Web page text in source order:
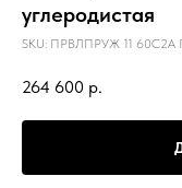
углеродистая
SKU: ПРВЛПРУЖ 11 60С2А
264 600 р.